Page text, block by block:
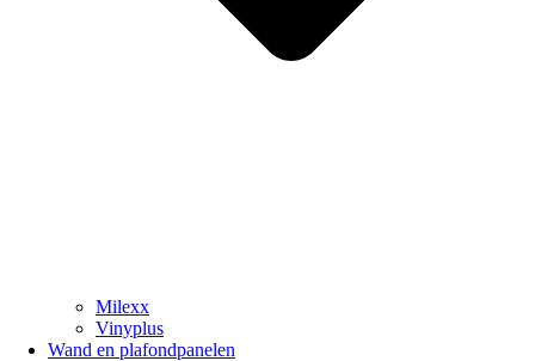
Milexx
Vinyplus
Wand en plafondpanelen